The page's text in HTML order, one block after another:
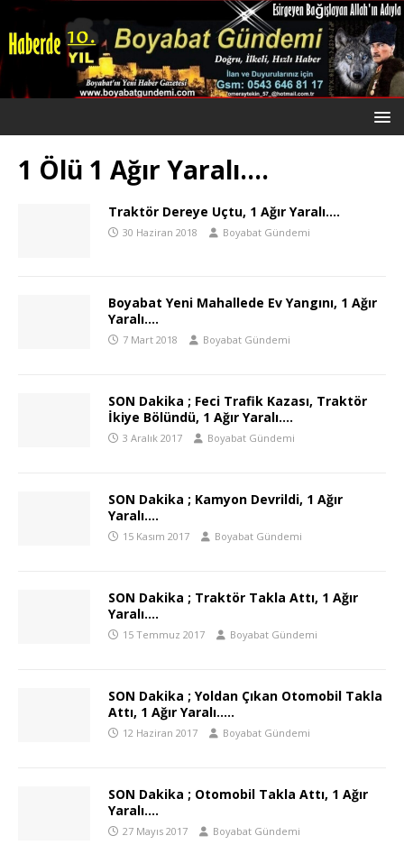
1 Ölü 1 Ağır Yaralı….
Traktör Dereye Uçtu, 1 Ağır Yaralı….
30 Haziran 2018 Boyabat Gündemi
Boyabat Yeni Mahallede Ev Yangını, 1 Ağır
Yaralı….
7 Mart 2018 Boyabat Gündemi
SON Dakika ; Feci Trafik Kazası, Traktör
İkiye Bölündü, 1 Ağır Yaralı….
3 Aralık 2017 Boyabat Gündemi
SON Dakika ; Kamyon Devrildi, 1 Ağır
Yaralı….
15 Kasım 2017 Boyabat Gündemi
SON Dakika ; Traktör Takla Attı, 1 Ağır
Yaralı….
15 Temmuz 2017 Boyabat Gündemi
SON Dakika ; Yoldan Çıkan Otomobil Takla
Attı, 1 Ağır Yaralı…..
12 Haziran 2017 Boyabat Gündemi
SON Dakika ; Otomobil Takla Attı, 1 Ağır
Yaralı….
27 Mayıs 2017 Boyabat Gündemi